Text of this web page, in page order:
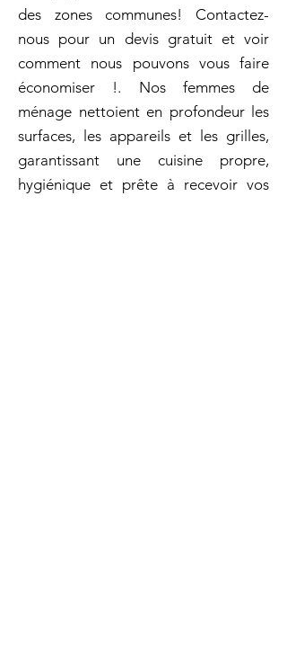
des zones communes! Contactez-
nous pour un devis gratuit et voir
comment nous pouvons vous faire
économiser !. Nos femmes de
ménage nettoient en profondeur les
surfaces, les appareils et les grilles,
garantissant une cuisine propre,
hygiénique et prête à recevoir vos